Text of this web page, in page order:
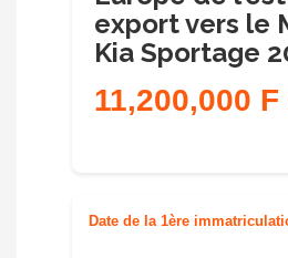
export vers le
Kia Sportage
11,200,000 F
Date de la 1ère